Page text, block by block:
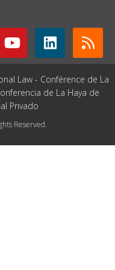
Law - Conférence de La
de La Haya de
Privado
Reserved.